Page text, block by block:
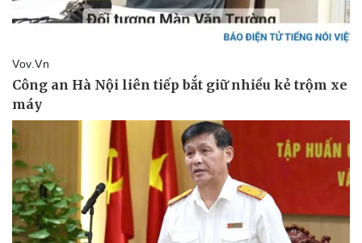
Thể thao
Bóng đá
Lịch thi đấu bóng đá
Thế giới thể thao
eSports
Hậu trường
Ô tô - Xe máy
Ô tô
Xe máy
Tư vấn